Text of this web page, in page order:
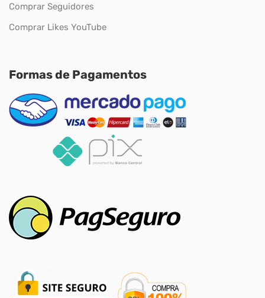
Comprar Seguidores
Comprar Likes YouTube
Formas de Pagamentos